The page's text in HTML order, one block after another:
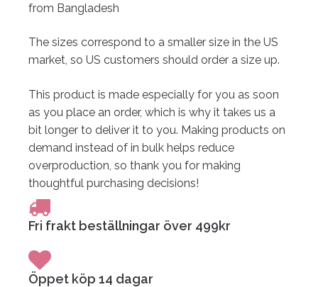
from Bangladesh
The sizes correspond to a smaller size in the US
market, so US customers should order a size up.
This product is made especially for you as soon
as you place an order, which is why it takes us a
bit longer to deliver it to you. Making products on
demand instead of in bulk helps reduce
overproduction, so thank you for making
thoughtful purchasing decisions!
Fri frakt beställningar över 499kr
Öppet köp 14 dagar